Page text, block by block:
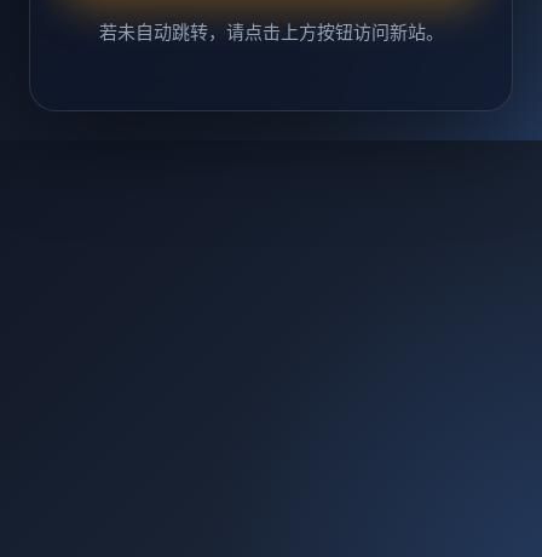
若未自动跳转，请点击上方按钮访问新站。